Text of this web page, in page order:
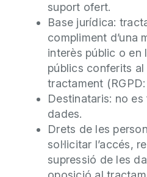
suport ofert.
Base jurídica:
compliment d’una
interès públic o en
públics conferits
tractament (RGPD:
Destinataris: no
dades.
Drets de les
sol·licitar l’accés,
supressió de les